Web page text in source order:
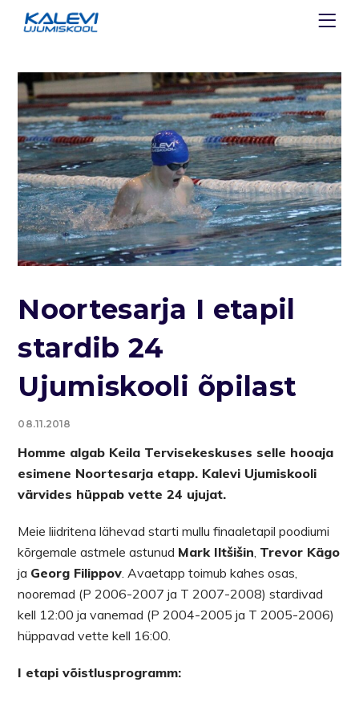
Noortesarja I etapil
stardib 24
Ujumiskooli õpilast
08.11.2018
Homme algab Keila Tervisekeskuses selle hooaja
esimene Noortesarja etapp. Kalevi Ujumiskooli
värvides hüppab vette 24 ujujat.
Meie liidritena lähevad starti mullu finaaletapil poodiumi
kõrgemale astmele astunud Mark Iltšišin Trevor Kägo
ja Georg Filippov . Avaetapp toimub kahes osas,
nooremad (P 2006-2007 ja T 2007-2008) stardivad
kell 12:00 ja vanemad (P 2004-2005 ja T 2005-2006)
hüppavad vette kell 16:00.
I etapi võistlusprogramm: